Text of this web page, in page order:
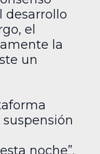
desarrollo
el
la
un
noche”.